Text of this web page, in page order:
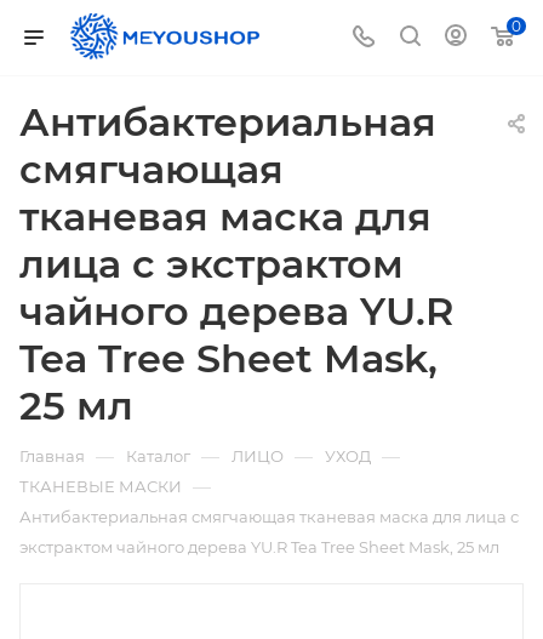
0
Антибактериальная
смягчающая
тканевая маска для
лица с экстрактом
чайного дерева YU.R
Tea Tree Sheet Mask,
25 мл
Главная — Каталог — ЛИЦО — УХОД —
ТКАНЕВЫЕ МАСКИ —
Антибактериальная смягчающая тканевая маска для лица с
экстрактом чайного дерева YU.R Tea Tree Sheet Mask, 25 мл